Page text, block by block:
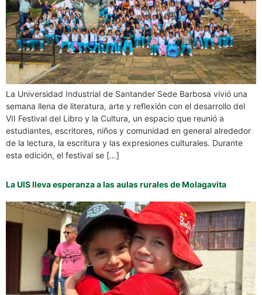
La Universidad Industrial de Santander Sede Barbosa vivió una
semana llena de literatura, arte y reflexión con el desarrollo del
VII Festival del Libro y la Cultura, un espacio que reunió a
estudiantes, escritores, niños y comunidad en general alrededor
de la lectura, la escritura y las expresiones culturales. Durante
esta edición, el festival se […]
La UIS lleva esperanza a las aulas rurales de Molagavita